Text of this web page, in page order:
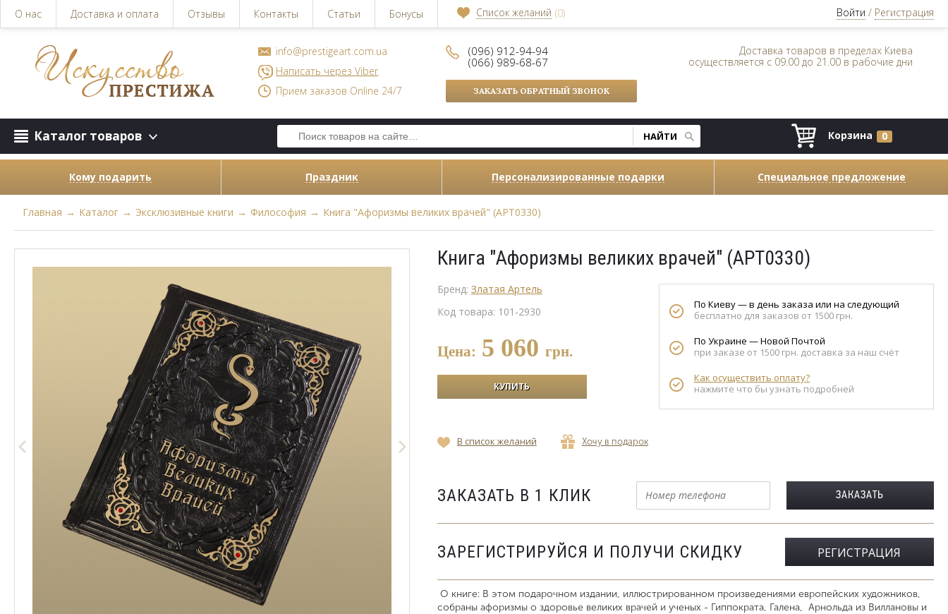
О нас Доставка и оплата Отзывы Контакты Статьи Бонусы Список желаний (0) Войти / Регистрация
info@prestigeart.com.ua
Написать через Viber
Прием заказов Online 24/7
(096) 912-94-94
(066) 989-68-67
ЗАКАЗАТЬ ОБРАТНЫЙ ЗВОНОК
Доставка товаров в пределах Киева
осуществляется с 09.00 до 21.00 в рабочие дни
Каталог товаров Корзина 0
Кому подарить Праздник Персонализированные подарки Специальное предложение
Главная → Каталог → Эксклюзивные книги → Философия → Книга "Афоризмы великих врачей" (АРТ0330)
Книга "Афоризмы великих врачей" (АРТ0330)
Бренд: Златая Артель
Код товара: 101-2930
Цена: 5 060 грн.
По Киеву — в день заказа или на следующий
бесплатно для заказов от 1500 грн.
По Украине — Новой Почтой
при заказе от 1500 грн. доставка за наш счёт
Как осуществить оплату?
нажмите что бы узнать подробней
В список желаний Хочу в подарок
ЗАКАЗАТЬ В 1 КЛИК
ЗАРЕГИСТРИРУЙСЯ И ПОЛУЧИ СКИДКУ РЕГИСТРАЦИЯ
О книге: В этом подарочном издании, иллюстрированном произведениями европейских художников,
собраны афоризмы о здоровье великих врачей и ученых - Гиппократа, Галена, Арнольда из Виллановы и